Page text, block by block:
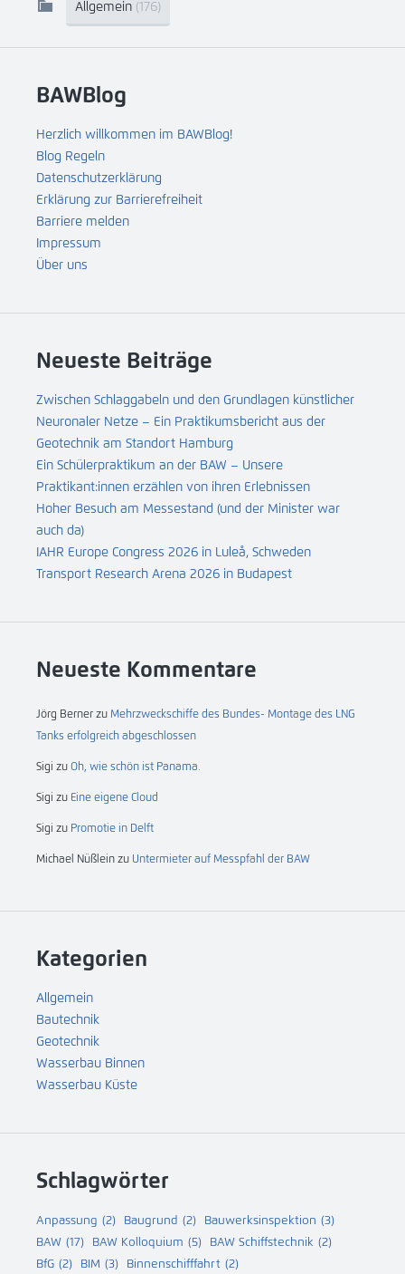
Allgemein (176)
BAWBlog
Herzlich willkommen im BAWBlog!
Blog Regeln
Datenschutzerklärung
Erklärung zur Barrierefreiheit
Barriere melden
Impressum
Über uns
Neueste Beiträge
Zwischen Schlaggabeln und den Grundlagen künstlicher
Neuronaler Netze – Ein Praktikumsbericht aus der
Geotechnik am Standort Hamburg
Ein Schülerpraktikum an der BAW – Unsere
Praktikant:innen erzählen von ihren Erlebnissen
Hoher Besuch am Messestand (und der Minister war
auch da)
IAHR Europe Congress 2026 in Luleå, Schweden
Transport Research Arena 2026 in Budapest
Neueste Kommentare
Jörg Berner zu Mehrzweckschiffe des Bundes- Montage des LNG
Tanks erfolgreich abgeschlossen
Sigi zu Oh, wie schön ist Panama.
Sigi zu Eine eigene Cloud
Sigi zu Promotie in Delft
Michael Nüßlein zu Untermieter auf Messpfahl der BAW
Kategorien
Allgemein
Bautechnik
Geotechnik
Wasserbau Binnen
Wasserbau Küste
Schlagwörter
Anpassung (2) Baugrund (2) Bauwerksinspektion (3)
BAW (17) BAW Kolloquium (5) BAW Schiffstechnik (2)
BfG (2) BIM (3) Binnenschifffahrt (2)